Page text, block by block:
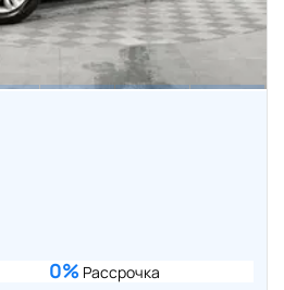
0% Рассрочка